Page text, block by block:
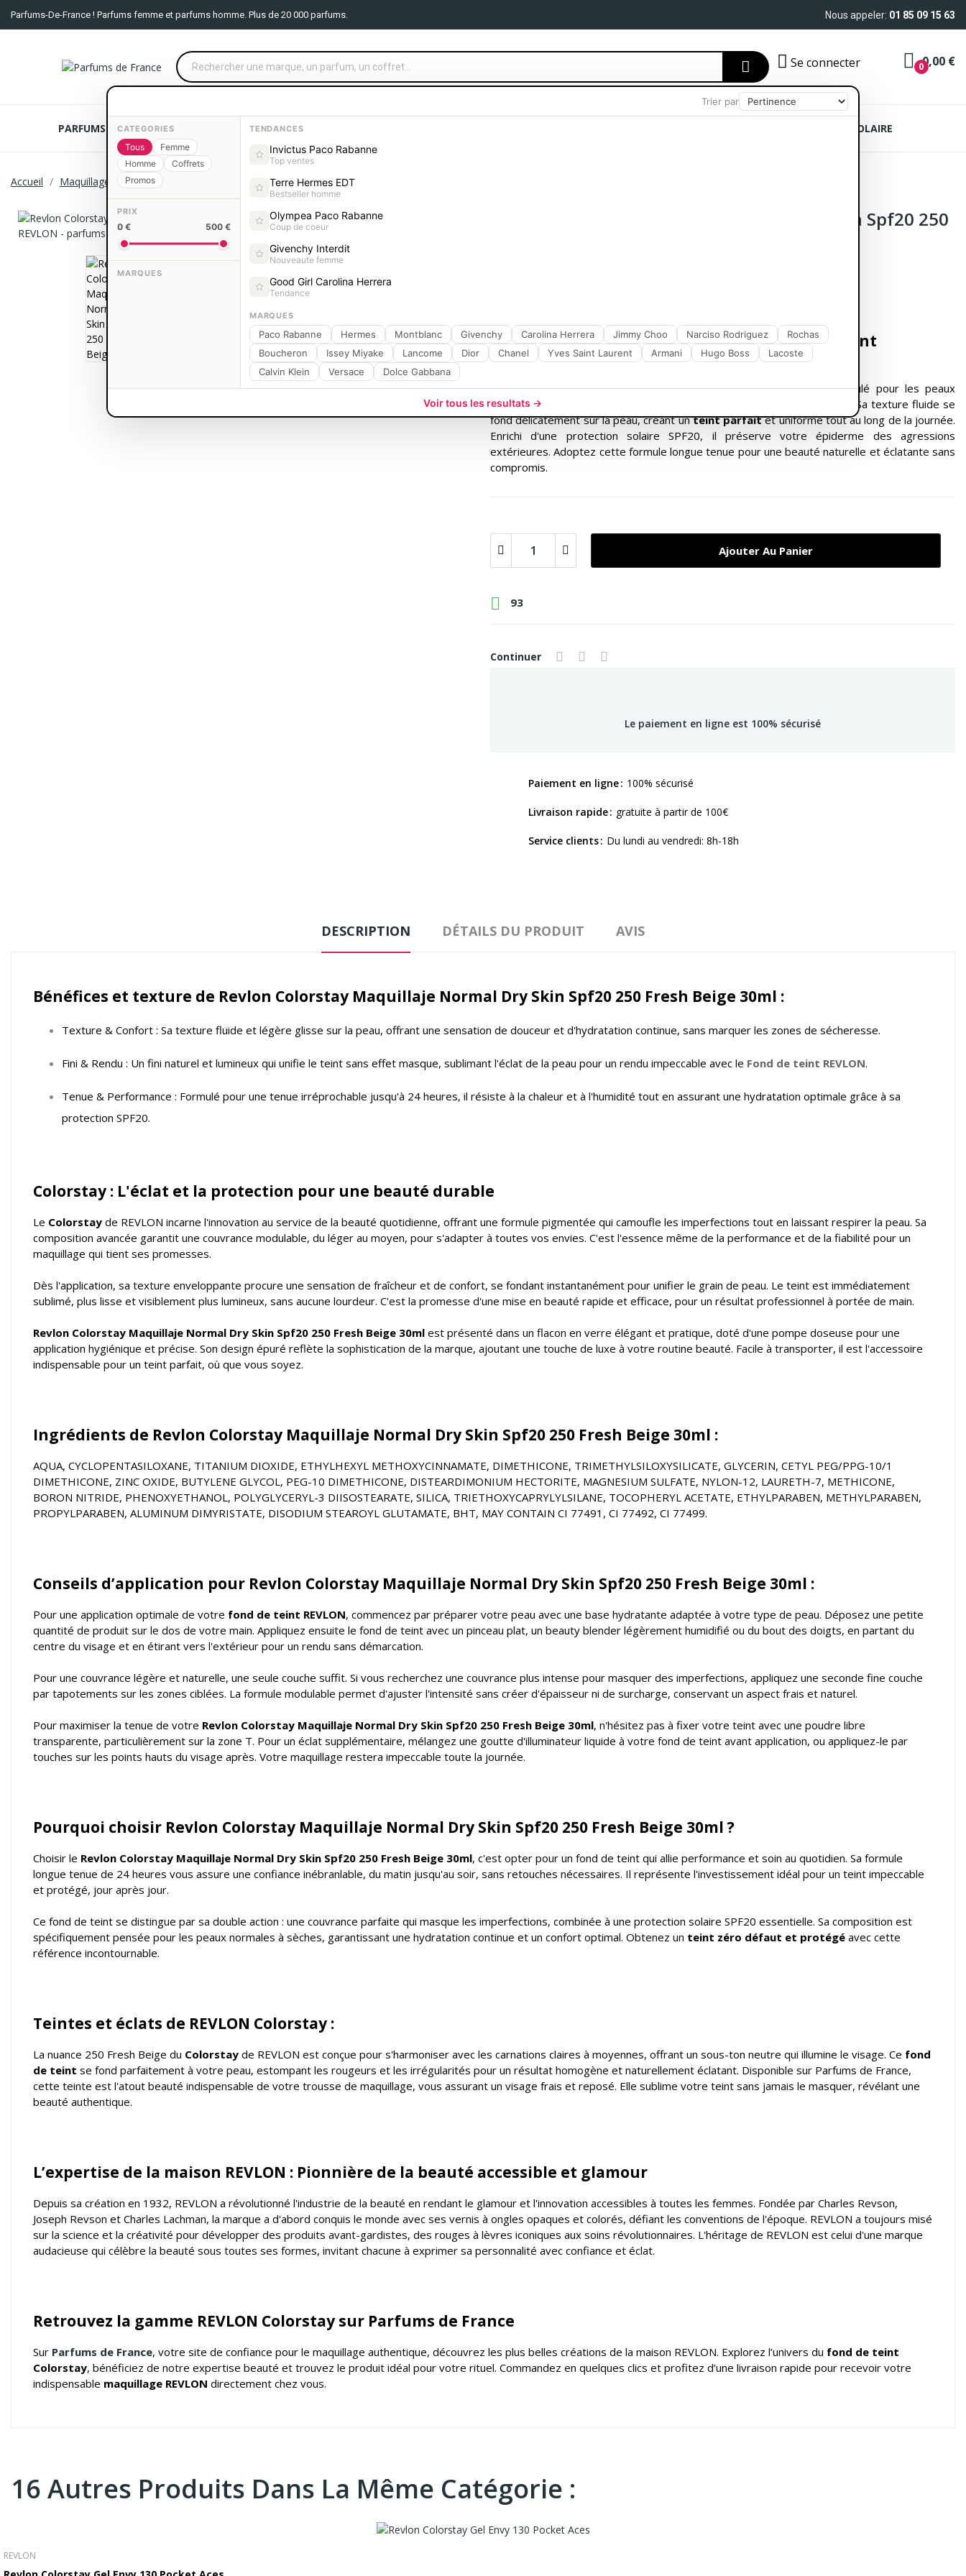
Parfums-De-France ! Parfums femme et parfums homme. Plus de 20 000 parfums. Nous appeler: 01 85 09 15 63
Se connecter 0,00 €
0
PARFUMS FEMME PARFUMS HOMME COFFRETS PARFUMS PROTECTION SOLAIRE
Accueil Maquillage Maquillage REVLON Revlon Colorstay Maquillaje Normal Dry Skin Spf20 250 Fresh Beige 30ml
Revlon Colorstay Maquillaje Normal Dry Skin Spf20 250
Fond de teint REVLON Colorstay : L'allié d'un teint
impeccable et hydraté
Découvrez lefond de teint REVLON Colorstay, spécialement formulé pour les peaux
normales à sèches, offrant une couvrance parfaite et un confort inégalé. Sa texture fluide se
fond délicatement sur la peau, créant unteint parfaitet uniforme tout au long de la journée.
Enrichi d'une protection solaire SPF20, il préserve votre épiderme des agressions
extérieures. Adoptez cette formule longue tenue pour une beauté naturelle et éclatante sans
compromis.
Ajouter Au Panier
 93
Continuer
Le paiement en ligne est 100% sécurisé
Paiement en ligne 100% sécurisé
Livraison rapide gratuite à partir de 100€
Service clients Du lundi au vendredi: 8h-18h
DESCRIPTION DÉTAILS DU PRODUIT AVIS
Bénéfices et texture de Revlon Colorstay Maquillaje Normal Dry Skin Spf20 250 Fresh Beige 30ml :
Texture & Confort : Sa texture fluide et légère glisse sur la peau, offrant une sensation de douceur et d'hydratation continue, sans marquer les zones de sécheresse.
Fini & Rendu : Un fini naturel et lumineux qui unifie le teint sans effet masque, sublimant l'éclat de la peau pour un rendu impeccable avec le Fond de teint REVLON.
Tenue & Performance : Formulé pour une tenue irréprochable jusqu'à 24 heures, il résiste à la chaleur et à l'humidité tout en assurant une hydratation optimale grâce à sa
protection SPF20.
Colorstay : L'éclat et la protection pour une beauté durable
Le Colorstay de REVLON incarne l'innovation au service de la beauté quotidienne, offrant une formule pigmentée qui camoufle les imperfections tout en laissant respirer la peau. Sa
composition avancée garantit une couvrance modulable, du léger au moyen, pour s'adapter à toutes vos envies. C'est l'essence même de la performance et de la fiabilité pour un
maquillage qui tient ses promesses.
Dès l'application, sa texture enveloppante procure une sensation de fraîcheur et de confort, se fondant instantanément pour unifier le grain de peau. Le teint est immédiatement
sublimé, plus lisse et visiblement plus lumineux, sans aucune lourdeur. C'est la promesse d'une mise en beauté rapide et efficace, pour un résultat professionnel à portée de main.
Revlon Colorstay Maquillaje Normal Dry Skin Spf20 250 Fresh Beige 30ml est présenté dans un flacon en verre élégant et pratique, doté d'une pompe doseuse pour une
application hygiénique et précise. Son design épuré reflète la sophistication de la marque, ajoutant une touche de luxe à votre routine beauté. Facile à transporter, il est l'accessoire
indispensable pour un teint parfait, où que vous soyez.
Ingrédients de Revlon Colorstay Maquillaje Normal Dry Skin Spf20 250 Fresh Beige 30ml :
AQUA, CYCLOPENTASILOXANE, TITANIUM DIOXIDE, ETHYLHEXYL METHOXYCINNAMATE, DIMETHICONE, TRIMETHYLSILOXYSILICATE, GLYCERIN, CETYL PEG/PPG-10/1
DIMETHICONE, ZINC OXIDE, BUTYLENE GLYCOL, PEG-10 DIMETHICONE, DISTEARDIMONIUM HECTORITE, MAGNESIUM SULFATE, NYLON-12, LAURETH-7, METHICONE,
BORON NITRIDE, PHENOXYETHANOL, POLYGLYCERYL-3 DIISOSTEARATE, SILICA, TRIETHOXYCAPRYLYLSILANE, TOCOPHERYL ACETATE, ETHYLPARABEN, METHYLPARABEN,
PROPYLPARABEN, ALUMINUM DIMYRISTATE, DISODIUM STEAROYL GLUTAMATE, BHT, MAY CONTAIN CI 77491, CI 77492, CI 77499.
Conseils d’application pour Revlon Colorstay Maquillaje Normal Dry Skin Spf20 250 Fresh Beige 30ml :
Pour une application optimale de votre fond de teint REVLON, commencez par préparer votre peau avec une base hydratante adaptée à votre type de peau. Déposez une petite
quantité de produit sur le dos de votre main. Appliquez ensuite le fond de teint avec un pinceau plat, un beauty blender légèrement humidifié ou du bout des doigts, en partant du
centre du visage et en étirant vers l'extérieur pour un rendu sans démarcation.
Pour une couvrance légère et naturelle, une seule couche suffit. Si vous recherchez une couvrance plus intense pour masquer des imperfections, appliquez une seconde fine couche
par tapotements sur les zones ciblées. La formule modulable permet d'ajuster l'intensité sans créer d'épaisseur ni de surcharge, conservant un aspect frais et naturel.
Pour maximiser la tenue de votre Revlon Colorstay Maquillaje Normal Dry Skin Spf20 250 Fresh Beige 30ml, n'hésitez pas à fixer votre teint avec une poudre libre
transparente, particulièrement sur la zone T. Pour un éclat supplémentaire, mélangez une goutte d'illuminateur liquide à votre fond de teint avant application, ou appliquez-le par
touches sur les points hauts du visage après. Votre maquillage restera impeccable toute la journée.
Pourquoi choisir Revlon Colorstay Maquillaje Normal Dry Skin Spf20 250 Fresh Beige 30ml ?
Choisir le Revlon Colorstay Maquillaje Normal Dry Skin Spf20 250 Fresh Beige 30ml, c'est opter pour un fond de teint qui allie performance et soin au quotidien. Sa formule
longue tenue de 24 heures vous assure une confiance inébranlable, du matin jusqu'au soir, sans retouches nécessaires. Il représente l'investissement idéal pour un teint impeccable
et protégé, jour après jour.
Ce fond de teint se distingue par sa double action : une couvrance parfaite qui masque les imperfections, combinée à une protection solaire SPF20 essentielle. Sa composition est
spécifiquement pensée pour les peaux normales à sèches, garantissant une hydratation continue et un confort optimal. Obtenez un teint zéro défaut et protégé avec cette
référence incontournable.
Teintes et éclats de REVLON Colorstay :
La nuance 250 Fresh Beige du Colorstay de REVLON est conçue pour s'harmoniser avec les carnations claires à moyennes, offrant un sous-ton neutre qui illumine le visage. Ce fond
de teint se fond parfaitement à votre peau, estompant les rougeurs et les irrégularités pour un résultat homogène et naturellement éclatant. Disponible sur Parfums de France,
cette teinte est l'atout beauté indispensable de votre trousse de maquillage, vous assurant un visage frais et reposé. Elle sublime votre teint sans jamais le masquer, révélant une
beauté authentique.
L’expertise de la maison REVLON : Pionnière de la beauté accessible et glamour
Depuis sa création en 1932, REVLON a révolutionné l'industrie de la beauté en rendant le glamour et l'innovation accessibles à toutes les femmes. Fondée par Charles Revson,
Joseph Revson et Charles Lachman, la marque a d'abord conquis le monde avec ses vernis à ongles opaques et colorés, défiant les conventions de l'époque. REVLON a toujours misé
sur la science et la créativité pour développer des produits avant-gardistes, des rouges à lèvres iconiques aux soins révolutionnaires. L'héritage de REVLON est celui d'une marque
audacieuse qui célèbre la beauté sous toutes ses formes, invitant chacune à exprimer sa personnalité avec confiance et éclat.
Retrouvez la gamme REVLON Colorstay sur Parfums de France
Sur Parfums de France, votre site de confiance pour le maquillage authentique, découvrez les plus belles créations de la maison REVLON. Explorez l’univers du fond de teint
Colorstay, bénéficiez de notre expertise beauté et trouvez le produit idéal pour votre rituel. Commandez en quelques clics et profitez d’une livraison rapide pour recevoir votre
indispensable maquillage REVLON directement chez vous.
16 Autres Produits Dans La Même Catégorie :
REVLON
Trier par
CATEGORIES
Tous
Femme
Homme
Coffrets
Promos
PRIX
0 € 500 €
MARQUES
TENDANCES
Invictus Paco Rabanne
Top ventes
Terre Hermes EDT
Bestseller homme
Olympea Paco Rabanne
Coup de coeur
Givenchy Interdit
Nouveaute femme
Good Girl Carolina Herrera
Tendance
MARQUES
Paco Rabanne Hermes Montblanc Givenchy Carolina Herrera Jimmy Choo Narciso Rodriguez
Rochas
Boucheron
Issey Miyake Lancome Dior Chanel Yves Saint Laurent Armani Hugo Boss
Lacoste
Calvin Klein
Versace Dolce Gabbana
Voir tous les resultats →